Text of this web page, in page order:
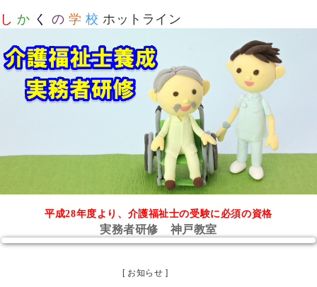
し か く の 学 校 ホットライン
平成28年度より、介護福祉士の受験に必須の資格
実務者研修 神戸教室
[ お知らせ ]